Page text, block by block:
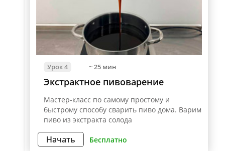
Урок 4 ~ 25 мин
Экстрактное пивоварение
Мастер-класс по самому простому и
быстрому способу сварить пиво дома. Варим
пиво из экстракта солода
Начать Бесплатно